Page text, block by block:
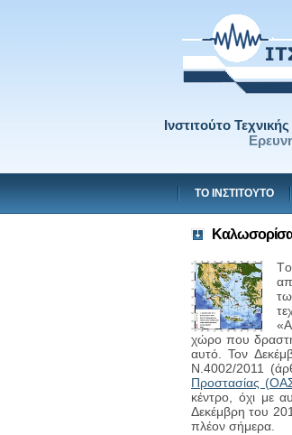
Ινστιτούτο
ΤΟ ΙΝΣΤΙΤΟΥΤΟ
χώρο που
αυτό. Τον
Ν.4002/2011
Προστασίας
κέντρο, όχι με
Δεκέμβρη του
πλέον σήμερα.